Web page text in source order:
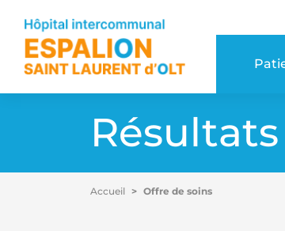
Accueil Offre de soins